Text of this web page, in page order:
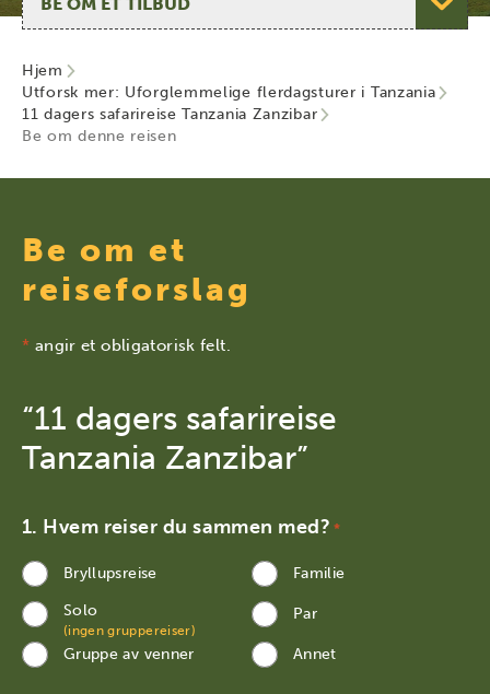
Hjem
Utforsk mer: Uforglemmelige flerdagsturer i Tanzania
11 dagers safarireise Tanzania Zanzibar
Be om denne reisen
Be om et
reiseforslag
* angir et obligatorisk felt.
“11 dagers safarireise
Tanzania Zanzibar”
Hvem reiser du sammen med? *
Bryllupsreise
Familie
Solo
(ingen gruppereiser)
Par
Gruppe av venner Annet